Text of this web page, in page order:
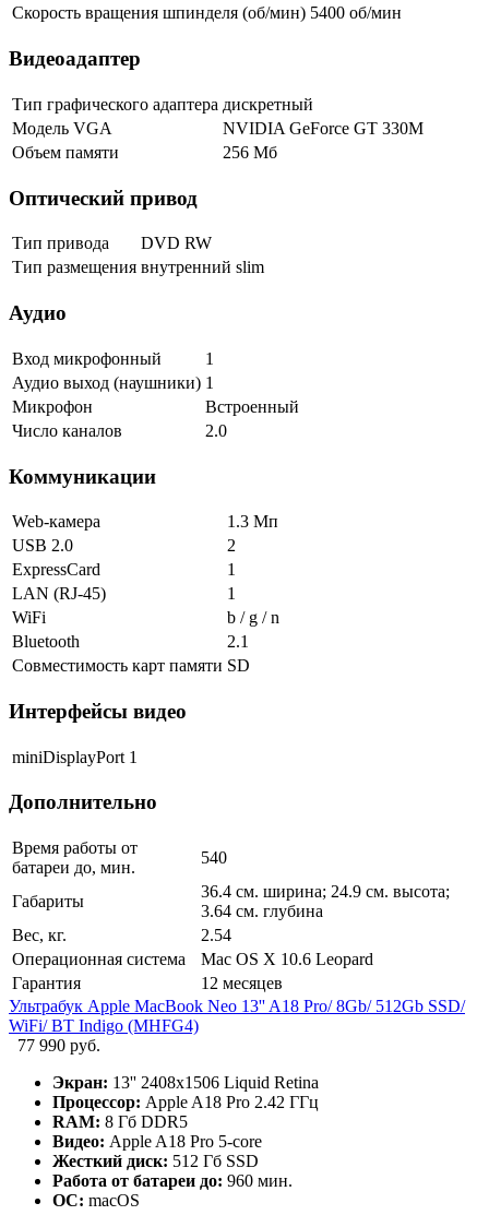
Скорость вращения шпинделя (об/мин) 5400 об/мин
Видеоадаптер
Тип графического адаптера дискретный
Модель VGA
NVIDIA GeForce GT 330M
Объем памяти
256 Мб
Оптический привод
Тип привода
DVD RW
Тип размещения внутренний slim
Аудио
Вход микрофонный
1
Аудио выход (наушники) 1
Микрофон
Встроенный
Число каналов
2.0
Коммуникации
Web-камера
1.3 Мп
USB 2.0
2
ExpressCard
1
LAN (RJ-45)
1
WiFi
b / g / n
Bluetooth
2.1
Совместимость карт памяти SD
Интерфейсы видео
miniDisplayPort 1
Дополнительно
Время работы от
батареи до, мин.
540
Габариты
36.4 см. ширина; 24.9 см. высота;
3.64 см. глубина
Вес, кг.
2.54
Операционная система
Mac OS X 10.6 Leopard
Гарантия
12 месяцев
Ультрабук Apple MacBook Neo 13'' A18 Pro/ 8Gb/ 512Gb SSD/
WiFi/ BT Indigo (MHFG4)
77 990 руб.
Экран: 13'' 2408x1506 Liquid Retina
Процессор: Apple A18 Pro 2.42 ГГц
RAM: 8 Гб DDR5
Видео: Apple A18 Pro 5-core
Жесткий диск: 512 Гб SSD
Работа от батареи до: 960 мин.
ОС: macOS